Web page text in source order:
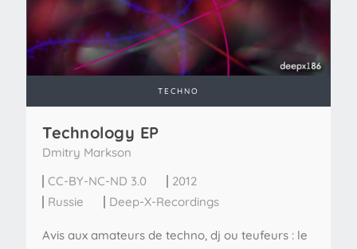
TECHNO
Technology EP
Dmitry Markson
CC-BY-NC-ND 3.0
2012
Russie
Deep-X-Recordings
Avis aux amateurs de techno, dj ou teufeurs : le